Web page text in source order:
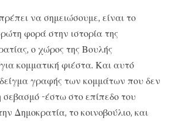
να σημειώσουμε, είναι το
φορά στην ιστορία της
ο χώρος της Βουλής
κομματική φιέστα. Και αυτό
δείγμα γραφής των κομμάτων που δεν
σεβασμό -έστω στο επίπεδο του
Δημοκρατία, το κοινοβούλιο, και